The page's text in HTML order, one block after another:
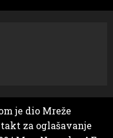
je dio Mreže
za oglašavanje